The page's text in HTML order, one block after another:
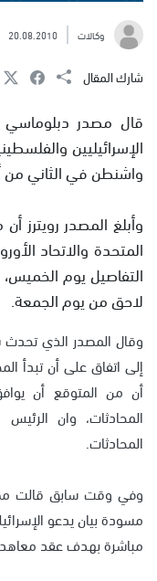
وكالات 20.08.2010
شارك المقال
قال مصدر دبلوماسي
الإسرائيليين
واشنطن في الثاني من
وأبلغ المصدر رويترز
المتحدة والاتحاد
التفاصيل يوم
لاحق من يوم الجمعة.
وقال المصدر الذي
أن من المتوقع أن
المحادثات، وان
المحادثات.
وفي وقت سابق قالت
مسودة بيان يدعو
مباشرة بهدف عقد